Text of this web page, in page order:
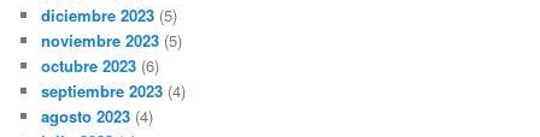
diciembre 2023 (5)
noviembre 2023 (5)
octubre 2023 (6)
septiembre 2023 (4)
agosto 2023 (4)